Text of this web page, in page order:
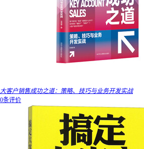
大客户销售成功之道：策略、技巧与业务开发实战
0条评价